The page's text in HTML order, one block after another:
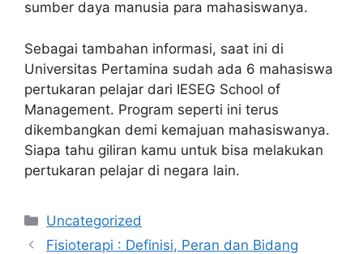
sumber daya manusia para mahasiswanya.
Sebagai tambahan informasi, saat ini di
Universitas Pertamina sudah ada 6 mahasiswa
pertukaran pelajar dari IESEG School of
Management. Program seperti ini terus
dikembangkan demi kemajuan mahasiswanya.
Siapa tahu giliran kamu untuk bisa melakukan
pertukaran pelajar di negara lain.
Kategori
Uncategorized
Fisioterapi : Definisi, Peran dan Bidang